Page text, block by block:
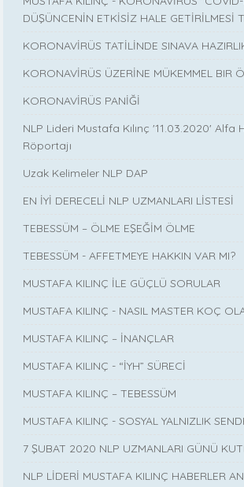
DÜŞÜNCENİN ETKİSİZ HALE GETİRİLMESİ
KORONAVİRÜS TATİLİNDE SINAVA
KORONAVİRÜS ÜZERİNE MÜKEMMEL BIR
KORONAVİRÜS PANİĞİ
NLP Lideri Mustafa Kılınç '11.03.2020' Alfa
Röportajı
Uzak Kelimeler NLP DAP
EN İYİ DERECELİ NLP UZMANLARI LİSTESİ
TEBESSÜM – ÖLME EŞEĞİM ÖLME
TEBESSÜM - AFFETMEYE HAKKIN VAR MI?
MUSTAFA KILINÇ İLE GÜÇLÜ SORULAR
MUSTAFA KILINÇ - NASIL MASTER KOÇ
MUSTAFA KILINÇ – İNANÇLAR
MUSTAFA KILINÇ - “İYH” SÜRECİ
MUSTAFA KILINÇ – TEBESSÜM
MUSTAFA KILINÇ - SOSYAL YALNIZLIK
7 ŞUBAT 2020 NLP UZMANLARI GÜNÜ
NLP LİDERİ MUSTAFA KILINÇ HABERLER